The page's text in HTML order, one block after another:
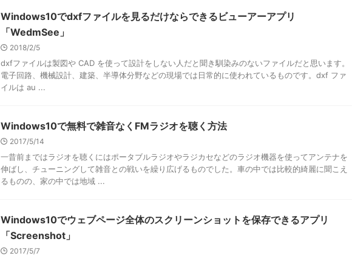
Windows10でdxfファイルを見るだけならできるビューアーアプリ
「WedmSee」
2018/2/5
dxfファイルは製図や CAD を使って設計をしない人だと聞き馴染みのないファイルだと思います。
電子回路、機械設計、建築、半導体分野などの現場では日常的に使われているものです。dxf ファ
イルは au ...
Windows10で無料で雑音なくFMラジオを聴く方法
2017/5/14
一昔前まではラジオを聴くにはポータブルラジオやラジカセなどのラジオ機器を使ってアンテナを
伸ばし、チューニングして雑音との戦いを繰り広げるものでした。車の中では比較的綺麗に聞こえ
るものの、家の中では地域 ...
Windows10でウェブページ全体のスクリーンショットを保存できるアプリ
「Screenshot」
2017/5/7